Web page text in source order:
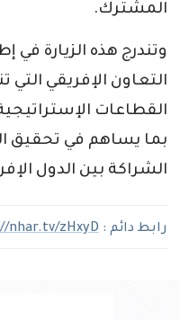
المشترك.
وتندرج هذه الزيارة في
التعاون الإفريقي التي
القطاعات
بما يساهم في تحقيق
الشراكة بين الدول
رابط دائم : nhar.tv/zHxyD